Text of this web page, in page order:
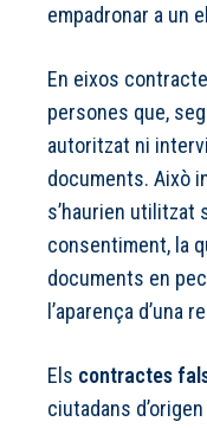
empadronar a un
En eixos
persones que,
autoritzat ni
documents. Això
s’haurien utilitzat
consentiment, la
documents en
l’aparença d’una
Els contractes
ciutadans